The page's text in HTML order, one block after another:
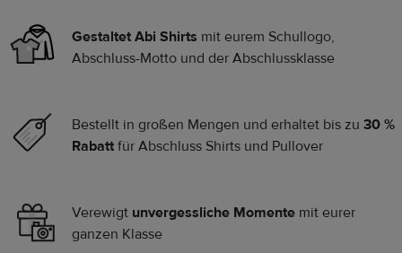
Gestaltet Abi Shirts mit eurem Schullogo,
Abschluss-Motto und der Abschlussklasse
Bestellt in großen Mengen und erhaltet bis zu 30 %
Rabatt für Abschluss Shirts und Pullover
Verewigt unvergessliche Momente mit eurer
ganzen Klasse